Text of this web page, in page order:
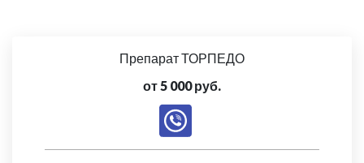
Препарат ТОРПЕДО
от 5 000 руб.